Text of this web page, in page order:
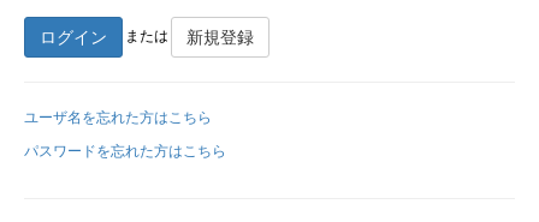
新規登録
ログイン または 新規登録
ユーザ名を忘れた方はこちら
パスワードを忘れた方はこちら